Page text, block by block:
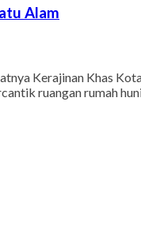
Alam
Kerajinan Khas
ruangan rumah